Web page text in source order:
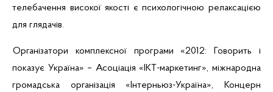
телебачення високої якості є психологічною релаксацією
для глядачів.
Організатори комплексної програми «2012: Говорить і
показує Україна» – Асоціація «ІКТ-маркетинг», міжнародна
громадська організація «Інтерньюз-Україна», Концерн